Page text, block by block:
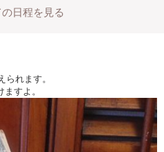
日程を見る
れます。
すよ。